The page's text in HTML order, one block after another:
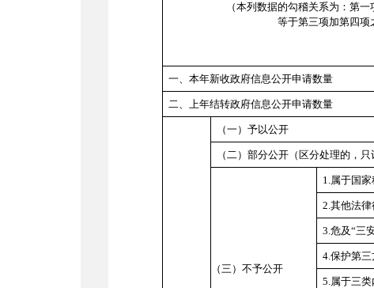
（本列数据的勾稽关系为：第一
等于第三项加第四项
一、本年新收政府信息公开申请数量
二、上年结转政府信息公开申请数量
（一）予以公开
（二）部分公开（区分处理的，
（三）不予公开
1.属于国家
2.其他法
3.危及“三
4.保护第三
5.属于三